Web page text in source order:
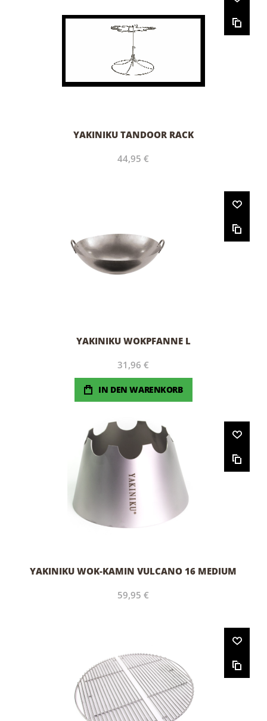
YAKINIKU TANDOOR RACK
44,95 €
YAKINIKU WOKPFANNE L
31,96 €
IN DEN WARENKORB
YAKINIKU WOK-KAMIN VULCANO 16 MEDIUM
59,95 €